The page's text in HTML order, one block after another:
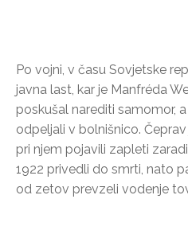
Po vojni, v času Sovjetske
javna last, kar je Manfréda
poskušal narediti samomor,
odpeljali v bolnišnico.
pri njem pojavili zapleti
1922 privedli do smrti, nato
od zetov prevzeli vodenje